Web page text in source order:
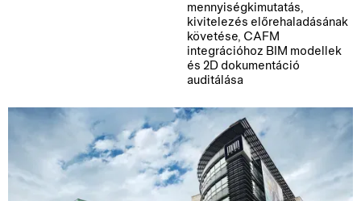
mennyiségkimutatás,
kivitelezés előrehaladásának
követése, CAFM
integrációhoz BIM modellek
és 2D dokumentáció
auditálása